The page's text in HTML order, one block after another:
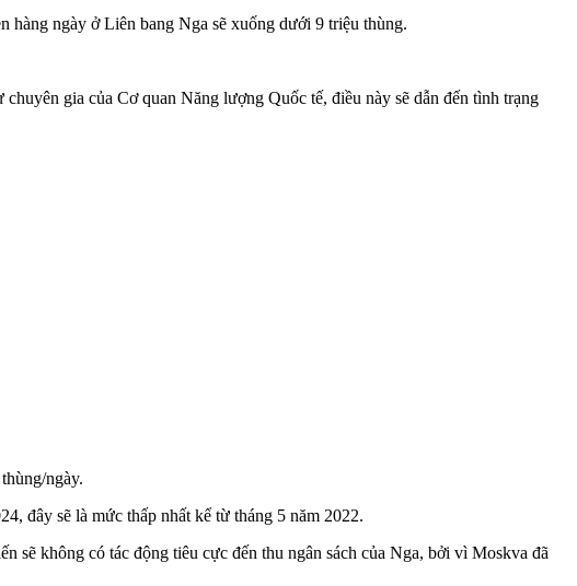
hàng ngày ở Liên bang Nga sẽ xuống dưới 9 triệu thùng.
gia của Cơ quan Năng lượng Quốc tế, điều này sẽ dẫn đến tình trạng
ngày.
đây sẽ là mức thấp nhất kể từ tháng 5 năm 2022.
không có tác động tiêu cực đến thu ngân sách của Nga, bởi vì Moskva đã